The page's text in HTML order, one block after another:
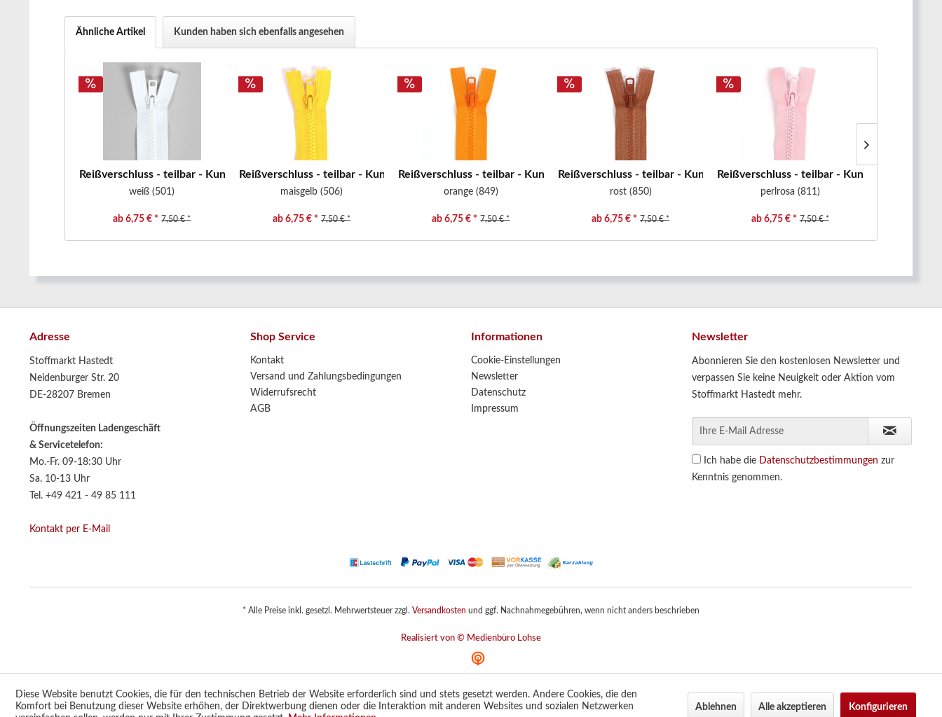
Ähnliche Artikel Kunden haben sich ebenfalls angesehen
Reißverschluss - teilbar - Kunststoffzähne -...
weiß (501)
ab 6,75 € * 7,50 € *
Reißverschluss - teilbar - Kunststoffzähne -...
maisgelb (506)
ab 6,75 € * 7,50 € *
Reißverschluss - teilbar - Kunststoffzähne -...
orange (849)
ab 6,75 € * 7,50 € *
Reißverschluss - teilbar - Kunststoffzähne -...
rost (850)
ab 6,75 € * 7,50 € *
Reißverschluss - teilbar - Kunststoffzähne -...
perlrosa (811)
ab 6,75 € * 7,50 € *
Adresse
Stoffmarkt Hastedt
Neidenburger Str. 20
DE-28207 Bremen
Öffnungszeiten Ladengeschäft
& Servicetelefon:
Mo.-Fr. 09-18:30 Uhr
Sa. 10-13 Uhr
Tel. +49 421 - 49 85 111
Kontakt per E-Mail
Shop Service
Kontakt
Versand und Zahlungsbedingungen
Widerrufsrecht
AGB
Informationen
Cookie-Einstellungen
Newsletter
Datenschutz
Impressum
Newsletter
Abonnieren Sie den kostenlosen Newsletter und
verpassen Sie keine Neuigkeit oder Aktion vom
Stoffmarkt Hastedt mehr.
Ich habe die Datenschutzbestimmungen zur
Kenntnis genommen.
* Alle Preise inkl. gesetzl. Mehrwertsteuer zzgl. Versandkosten und ggf. Nachnahmegebühren, wenn nicht anders beschrieben
Realisiert von © Medienbüro Lohse
Diese Website benutzt Cookies, die für den technischen Betrieb der Website erforderlich sind und stets gesetzt werden. Andere Cookies, die den
Komfort bei Benutzung dieser Website erhöhen, der Direktwerbung dienen oder die Interaktion mit anderen Websites und sozialen Netzwerken
Ablehnen Alle akzeptieren Konfigurieren